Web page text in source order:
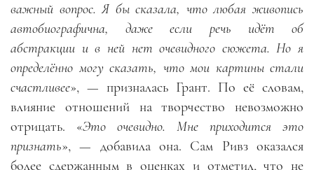
важный вопрос. Я бы сказала, что любая живопись
автобиографична, даже если речь идёт об
абстракции и в ней нет очевидного сюжета. Но я
определённо могу сказать, что мои картины стали
счастливее», — призналась Грант. По её словам,
влияние отношений на творчество невозможно
отрицать. «Это очевидно. Мне приходится это
признать», — добавила она. Сам Ривз оказался
более сдержанным в оценках и отметил, что не